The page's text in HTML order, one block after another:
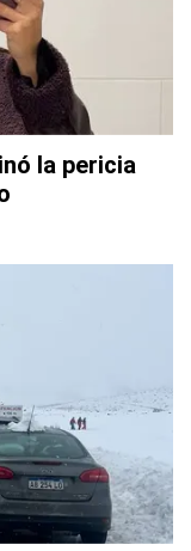
la pericia